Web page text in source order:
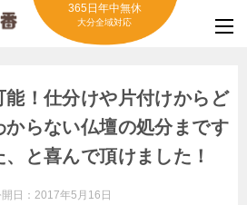
365日年中無休
大分全域対応
！仕分けや片付けからど
からない仏壇の処分まです
と喜んで頂けました！
日： 2017年5月16日